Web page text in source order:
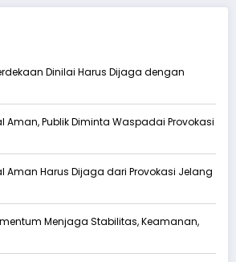
Dinilai Harus Dijaga dengan
Aman, Publik Diminta Waspadai Provokasi
Aman Harus Dijaga dari Provokasi Jelang
Menjaga Stabilitas, Keamanan,